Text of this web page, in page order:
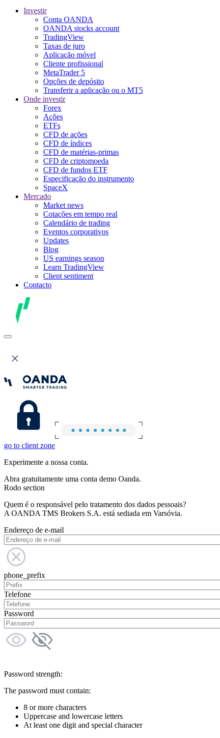
Investir
Conta OANDA
OANDA stocks account
TradingView
Taxas de juro
Aplicação móvel
Cliente profissional
MetaTrader 5
Opções de depósito
Transferir a aplicação ou o MT5
Onde investir
Forex
Ações
ETFs
CFD de ações
CFD de índices
CFD de matérias-primas
CFD de criptomoeda
CFD de fundos ETF
Especificação do instrumento
SpaceX
Mercado
Market news
Cotações em tempo real
Calendário de trading
Eventos corporativos
Updates
Blog
US earnings season
Learn TradingView
Client sentiment
Contacto
go to client zone
Experimente a nossa conta.
Abra gratuitamente uma conta demo Oanda.
Rodo section
Quem é o responsável pelo tratamento dos dados pessoais?
A OANDA TMS Brokers S.A. está sediada em Varsóvia.
Endereço de e-mail
phone_prefix
Telefone
Password
Password strength:
The password must contain:
8 or more characters
Uppercase and lowercase letters
At least one digit and special character